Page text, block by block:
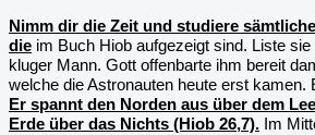
Nimm dir die Zeit und studiere
die im Buch Hiob aufgezeigt sind. Liste
kluger Mann. Gott offenbarte ihm bereit
welche die Astronauten heute erst kamen.
Er spannt den Norden aus über dem
Erde über das Nichts (Hiob 26,7). Im